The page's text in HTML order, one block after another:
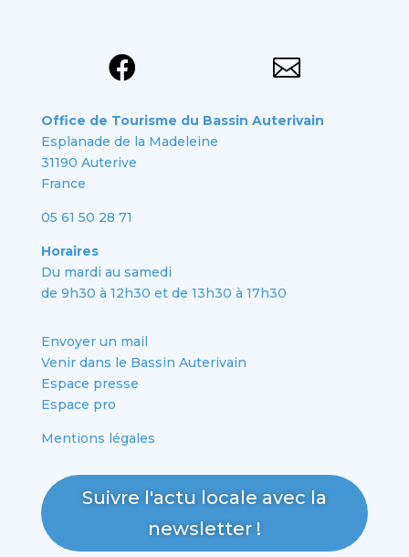
 
Office de Tourisme du Bassin Auterivain
Esplanade de la Madeleine
31190 Auterive
France
05 61 50 28 71
Horaires
Du mardi au samedi
de 9h30 à 12h30 et de 13h30 à 17h30
Envoyer un mail
Venir dans le Bassin Auterivain
Espace presse
Espace pro
Mentions légales
Suivre l'actu locale avec la
newsletter !